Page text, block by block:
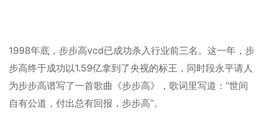
1998年底，步步高vcd已成功杀入行业前三名。这一年，步
步高终于成功以1.59亿拿到了央视的标王，同时段永平请人
为步步高谱写了一首歌曲《步步高》，歌词里写道：“世间
自有公道，付出总有回报，步步高”。